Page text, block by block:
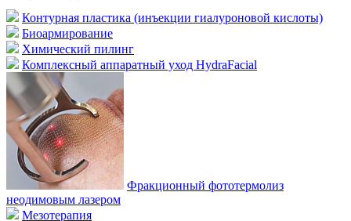
Контурная пластика (инъекции гиалуроновой кислоты)
Биоармирование
Химический пилинг
Комплексный аппаратный уход HydraFacial
Фракционный фототермолиз
неодимовым лазером
Мезотерапия